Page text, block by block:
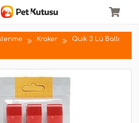
Kraker
Quik 3 Lü Ballı